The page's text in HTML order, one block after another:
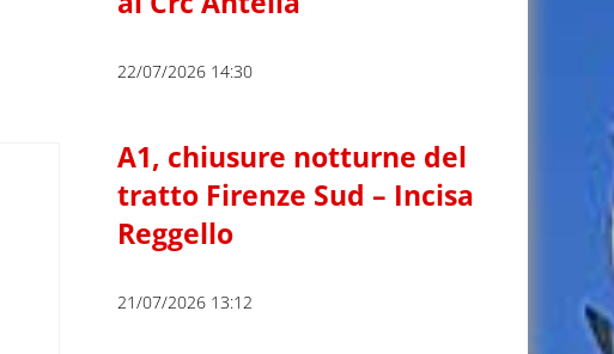
22/07/2026 14:30
A1, chiusure notturne del
tratto Firenze Sud – Incisa
Reggello
21/07/2026 13:12